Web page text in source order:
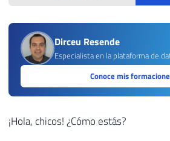
Dirceu Resende
Especialista en la plataforma de
Conoce mis
¡Hola, chicos! ¿Cómo estás?